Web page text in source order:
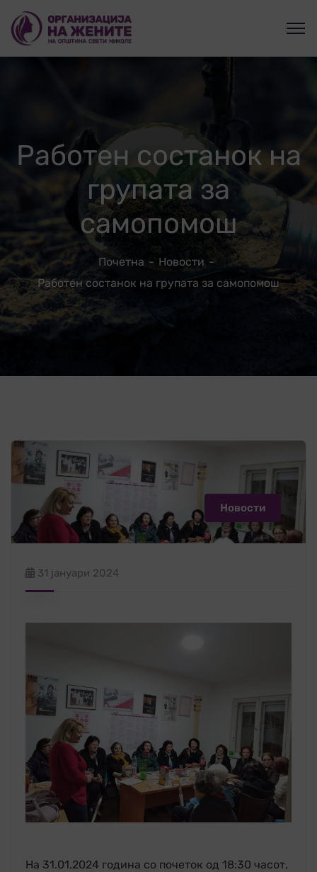
Работен состанок на
групата за
самопомош
Почетна
Новости
Работен состанок на групата за самопомош
Новости
31 јануари 2024
На 31.01.2024 година со почеток од 18:30 часот,